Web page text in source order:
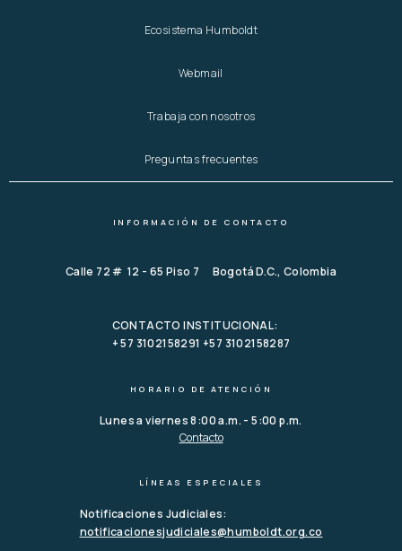
Ecosistema Humboldt
Webmail
Trabaja con nosotros
Preguntas frecuentes
INFORMACIÓN DE CONTACTO
Calle 72 # 12 - 65 Piso 7 Bogotá D.C., Colombia
CONTACTO INSTITUCIONAL:
+ 57 3102158291 +57 3102158287
HORARIO DE ATENCIÓN
Lunes a viernes 8:00 a.m. - 5:00 p.m.
Contacto
LÍNEAS ESPECIALES
Notificaciones Judiciales:
notificacionesjudiciales@humboldt.org.co